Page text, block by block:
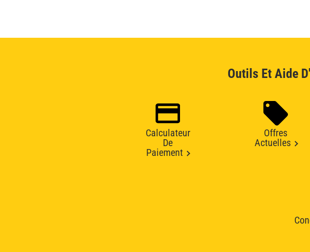
Outils Et Aide
Calculateur
De
Paiement
Offres
Actuelles